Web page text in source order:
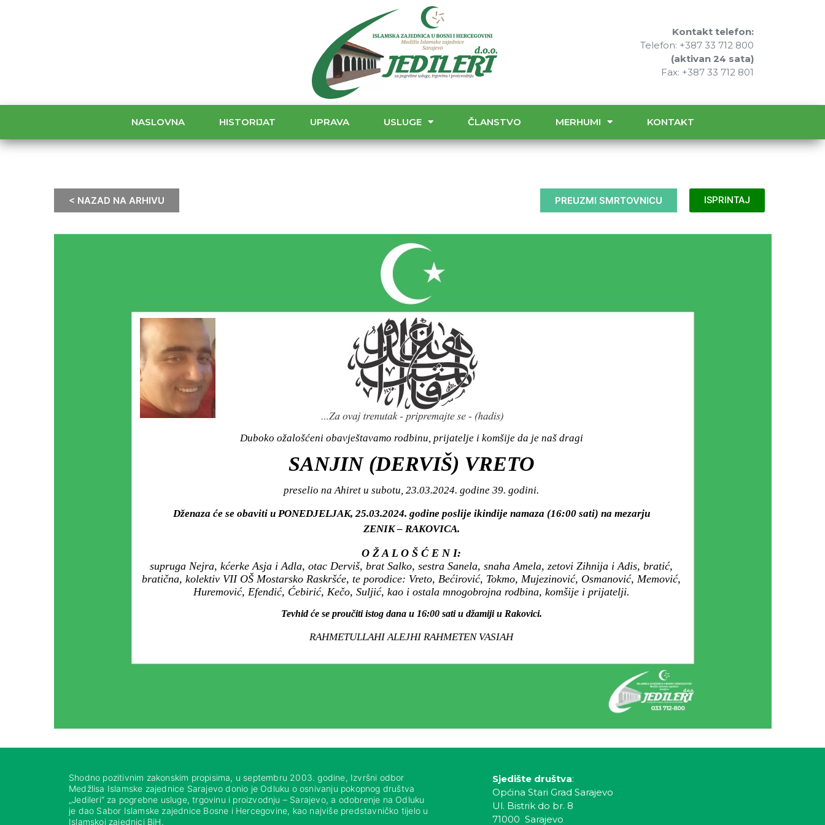
Kontakt telefon:
Telefon: +387 33 712 800
(aktivan 24 sata)
Fax: +387 33 712 801
NASLOVNA HISTORIJAT UPRAVA USLUGE ČLANSTVO MERHUMI KONTAKT
< NAZAD NA ARHIVU PREUZMI SMRTOVNICU ISPRINTAJ
Duboko ožalošćeni obavještavamo rodbinu, prijatelje i komšije da je naš dragi
SANJIN (DERVIŠ) VRETO
preselio na Ahiret u subotu, 23.03.2024. godine 39. godini.
Dženaza će se obaviti u PONEDJELJAK, 25.03.2024. godine poslije ikindije namaza (16:00 sati) na mezarju
ZENIK – RAKOVICA.
O Ž A L O Š Ć E N I:
supruga Nejra, kćerke Asja i Adla, otac Derviš, brat Salko, sestra Sanela, snaha Amela, zetovi Zihnija i Adis, bratić,
bratična, kolektiv VII OŠ Mostarsko Raskršće, te porodice: Vreto, Bećirović, Tokmo, Mujezinović, Osmanović, Memović,
Huremović, Efendić, Ćebirić, Kečo, Suljić, kao i ostala mnogobrojna rodbina, komšije i prijatelji.
Tevhid će se proučiti istog dana u 16:00 sati u džamiji u Rakovici.
RAHMETULLAHI ALEJHI RAHMETEN VASIAH
Shodno pozitivnim zakonskim propisima, u septembru 2003. godine, Izvršni odbor
Medžlisa Islamske zajednice Sarajevo donio je Odluku o osnivanju pokopnog društva
„Jedileri“ za pogrebne usluge, trgovinu i proizvodnju – Sarajevo, a odobrenje na Odluku
je dao Sabor Islamske zajednice Bosne i Hercegovine, kao najviše predstavničko tijelo u
Islamskoj zajednici BiH.
Sjedište društva:
Općina Stari Grad Sarajevo
Ul. Bistrik do br. 8
71000 Sarajevo